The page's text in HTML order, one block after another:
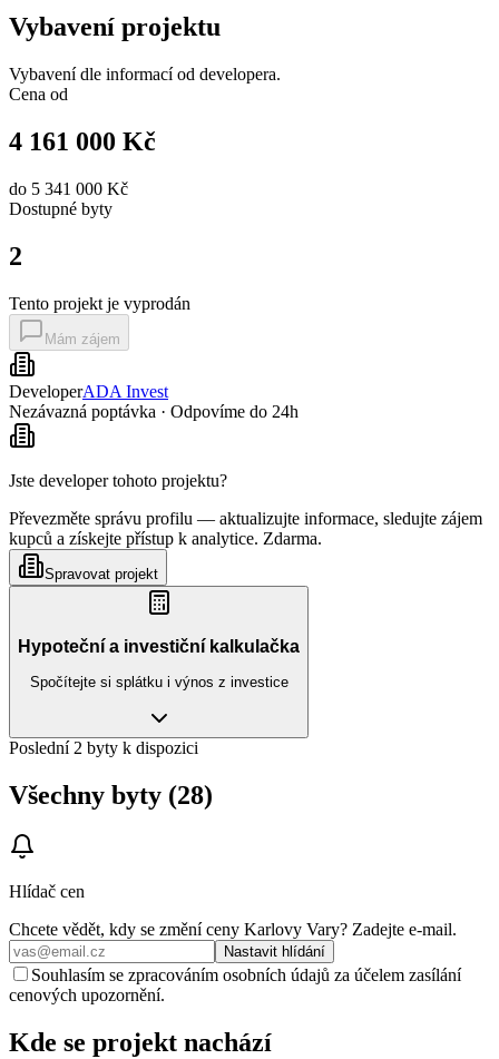
Vybavení projektu
Vybavení dle informací od developera.
Cena od
4 161 000 Kč
do 5 341 000 Kč
Dostupné byty
2
Tento projekt je vyprodán
Mám zájem
DeveloperADA Invest
Nezávazná poptávka · Odpovíme do 24h
Jste developer tohoto projektu?
Převezměte správu profilu — aktualizujte informace, sledujte zájem
kupců a získejte přístup k analytice. Zdarma.
Spravovat projekt
Hypoteční a investiční kalkulačka
Spočítejte si splátku i výnos z investice
Poslední 2 byty k dispozici
Všechny byty (28)
Hlídač cen
Chcete vědět, kdy se změní ceny Karlovy Vary? Zadejte e‑mail.
Nastavit hlídání
Souhlasím se zpracováním osobních údajů za účelem zasílání
cenových upozornění.
Kde se projekt nachází